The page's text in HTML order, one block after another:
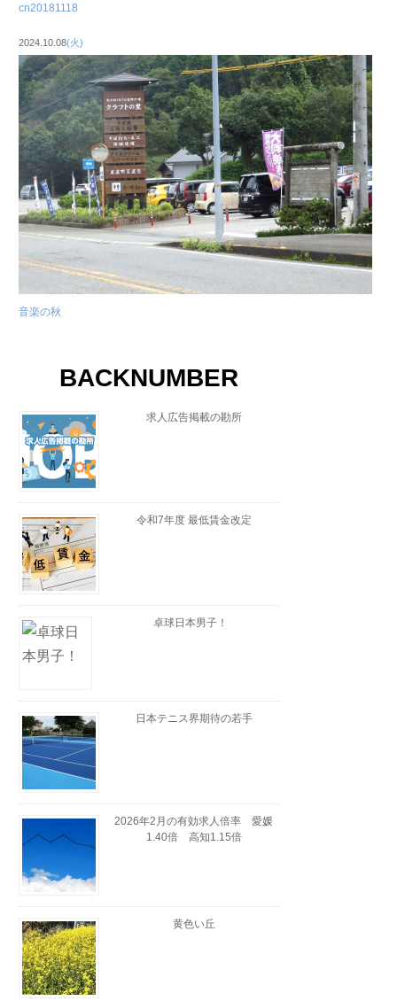
cn20181118
2024.10.08(火)
音楽の秋
BACKNUMBER
求人広告掲載の勘所
令和7年度 最低賃金改定
卓球日本男子！
日本テニス界期待の若手
2026年2月の有効求人倍率 愛媛
1.40倍 高知1.15倍
黄色い丘